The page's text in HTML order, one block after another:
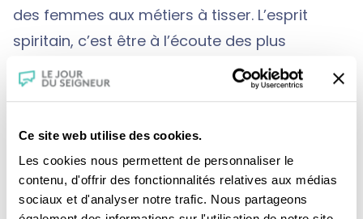
Ce site web utilise des cookies.
Les cookies nous permettent de personnaliser le
contenu, d'offrir des fonctionnalités relatives aux médias
sociaux et d'analyser notre trafic. Nous partageons
des femmes aux métiers à tisser. L’esprit
spiritain, c’est être à l’écoute des plus
pauvres.» Le Père Dukiya se désole des
départs vers l’Europe, de ces voyages vers
jeunes de Mauritanie sont persuadés que seul
l’argent compte, d’où leur attirance pour
l’Europe.»